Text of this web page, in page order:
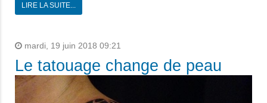
LIRE LA SUITE...
mardi, 19 juin 2018 09:21
Le tatouage change de peau